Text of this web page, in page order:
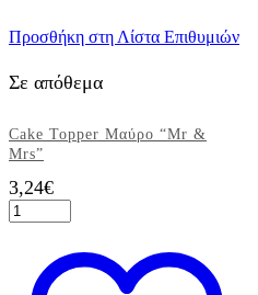
Προσθήκη στη Λίστα Επιθυμιών
Σε απόθεμα
Cake Topper Μαύρο “Mr &
Mrs”
3,24€
Cake
Topper